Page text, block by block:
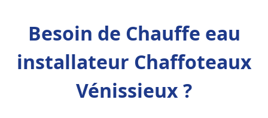
Besoin de Chauffe eau
installateur Chaffoteaux
Vénissieux ?